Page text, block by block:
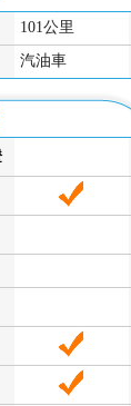
101公里
汽油車